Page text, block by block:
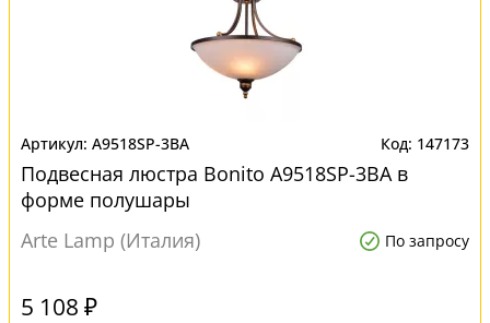
A9518SP-3BA 147173
Подвесная люстра Bonito A9518SP-3BA в
форме полушары
Arte Lamp (Италия)
По запросу
5 108 ₽